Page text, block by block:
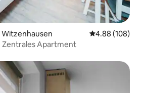
Penarafan
4.88 (108)
Fewo Janks | 11A-N1 | Zentrales Apartment